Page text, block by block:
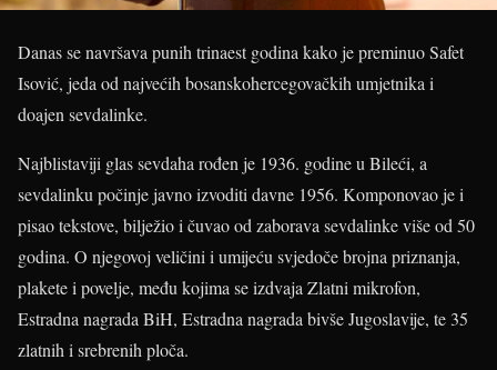
Danas se navršava punih trinaest godina kako je preminuo Safet
Isović, jeda od najvećih bosanskohercegovačkih umjetnika i
doajen sevdalinke.
Najblistaviji glas sevdaha rođen je 1936. godine u Bileći, a
sevdalinku počinje javno izvoditi davne 1956. Komponovao je i
pisao tekstove, bilježio i čuvao od zaborava sevdalinke više od 50
godina. O njegovoj veličini i umijeću svjedoče brojna priznanja,
plakete i povelje, među kojima se izdvaja Zlatni mikrofon,
Estradna nagrada BiH, Estradna nagrada bivše Jugoslavije, te 35
zlatnih i srebrenih ploča.